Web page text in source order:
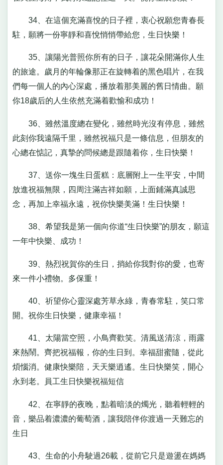
34、在這個充滿喜悅的日子裡，衷心祝願您青春長
駐，願將一份寧靜和喜悅悄悄帶給您，生日快樂！
35、讓陽光普照你所有的日子，讓花朵開滿你人生
的旅途。歲月的年輪像那正在旋轉着的黑色唱片，在我
們每一個人的內心深處，播放着那美麗的舊日情曲。願
你18歲后的人生依然充滿着歡愉和成功！
36、雖然溫度總在變化，雖然時光沒有停息，雖然
此刻你我遠隔千里，雖然祝福只是一條信息，但朋友的
心總在惦記，真摯的問候總是跟隨着你，生日快樂！
37、送你一塊生日蛋糕：底層附上一生平安，中間
放進祝福無限，四周注滿吉祥如願，上面鋪滿真誠思
念，再加上幸福永遠，祝你快樂美滿！生日快樂！
38、希望我是第一個向你道“生日快樂”的朋友，願這
一年中快樂、成功！
39、熱烈祝賀你的生日，捎給你我對你的愛，也寄
來一件小禮物。多保重！
40、祈望你心靈深處芳草永綠，青春常駐，笑口常
開。祝你生日快樂，健康幸福！
41、太陽當空照，小鳥齊歡笑。清風送清涼，雨露
來熱鬧。齊把祝福報，你的生日到。幸福甜蜜隨，從此
煩惱消。健康快樂陪，天天樂逍遙。生日快樂笑，開心
永到老。員工生日快樂祝福短信
42、在寧靜的夜晚，點着暗淡的燭光，聽着輕輕的
音，樂品着濃濃的葡萄酒，讓我陪伴你渡過一天難忘的
生日
43、生命的小舟駛過26載，從前它只是遊盪在媽媽